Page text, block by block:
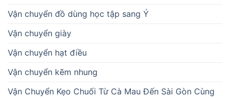
Vận chuyển đồ dùng học tập sang Ý
Vận chuyển giày
Vận chuyển hạt điều
Vận chuyển kẽm nhung
Vận Chuyển Kẹo Chuối Từ Cà Mau Đến Sài Gòn Cùng